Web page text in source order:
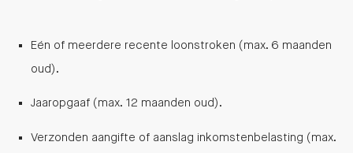
Eén of meerdere recente loonstroken (max. 6 maanden
oud).
Jaaropgaaf (max. 12 maanden oud).
Verzonden aangifte of aanslag inkomstenbelasting (max.